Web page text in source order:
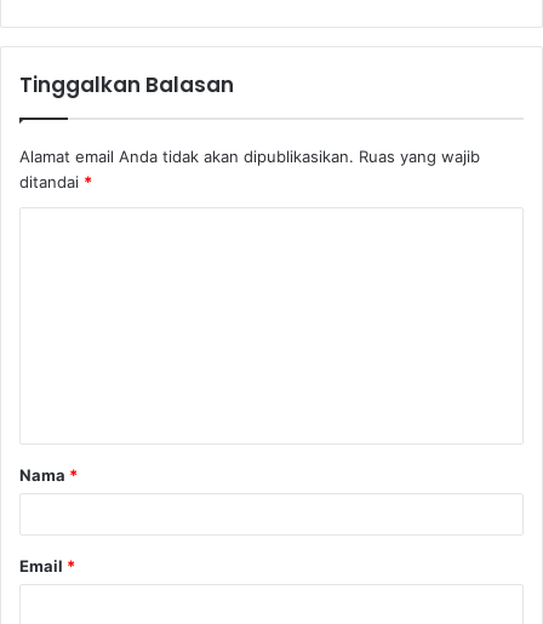
Hasilnya? Ia layak disebut Mrs Hot bukan?
Tinggalkan Balasan
Alamat email Anda tidak akan dipublikasikan. Ruas yang wajib
ditandai *
Nama *
Email *